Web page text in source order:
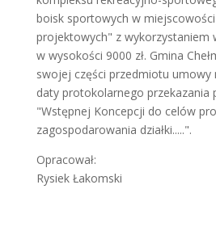
boisk sportowych w
projektowych" z wykorzystaniem
w wysokości 9000 zł. Gmina
swojej części przedmiotu umowy
daty protokolarnego przekazania
"Wstępnej Koncepcji do celów
zagospodarowania działki.....".
Opracował:
Rysiek Łakomski